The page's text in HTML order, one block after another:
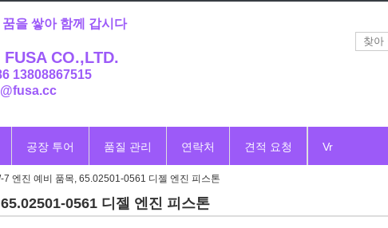
을 쌓아 함께 갑시다
CO.,LTD.
13808867515
공장 투어 품질 관리 연락처 견적 요청 Vr
7 엔진 예비 품목, 65.02501-0561 디젤 엔진 피스톤
0561 디젤 엔진 피스톤